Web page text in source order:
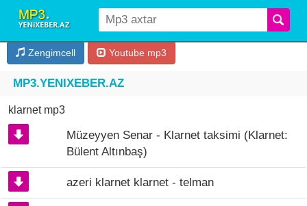
Zengimcell Youtube mp3
MP3.YENIXEBER.AZ
klarnet mp3
Müzeyyen Senar - Klarnet taksimi (Klarnet:
Bülent Altınbaş)
azeri klarnet klarnet - telman